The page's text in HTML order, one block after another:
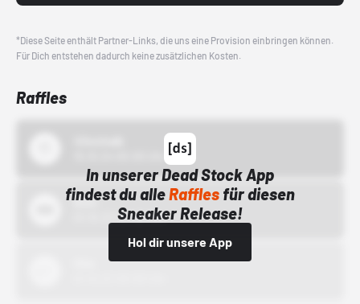
*Diese Seite enthält Partner-Links, die uns eine Provision einbringen können.
Für Dich entstehen dadurch keine zusätzlichen Kosten.
Raffles
In unserer Dead Stock App
findest du alleRafflesfür diesen
Sneaker Release!
Hol dir unsere App
Bstn
01.10.22 00:00 Uhr